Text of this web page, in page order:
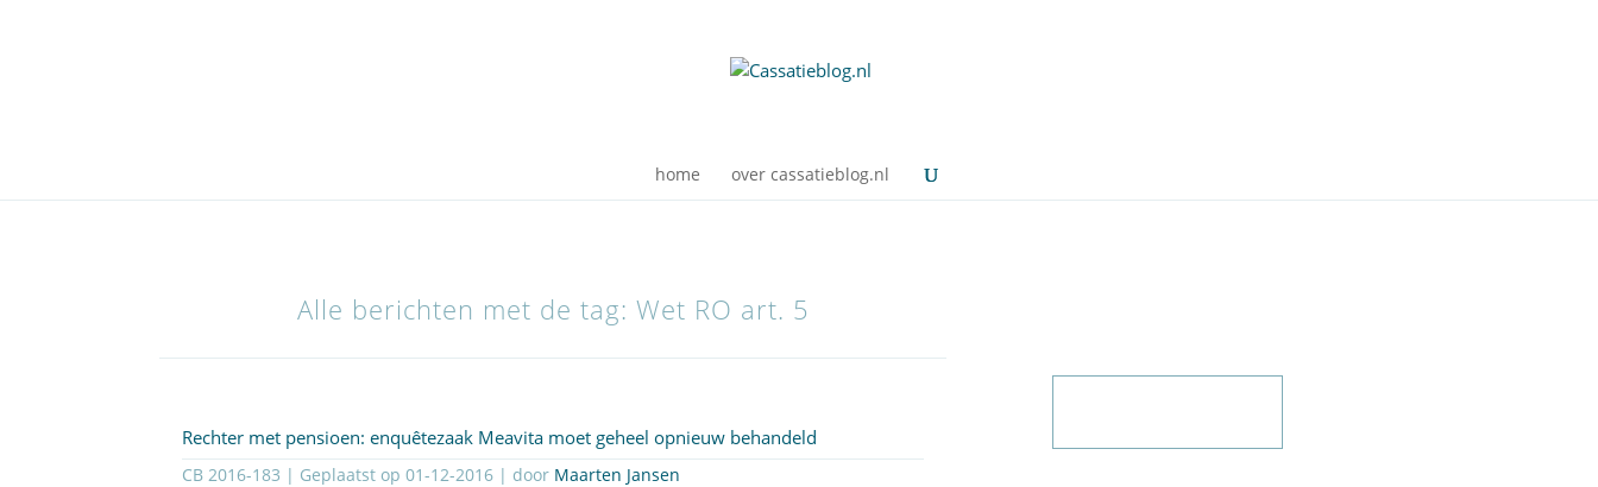
home over cassatieblog.nl
Alle berichten met de tag: Wet RO art. 5
Rechter met pensioen: enquêtezaak Meavita moet geheel opnieuw behandeld
CB 2016-183 | Geplaatst op01-12-2016 | door Maarten Jansen